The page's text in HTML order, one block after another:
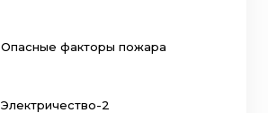
Опасные факторы пожара
Электричество-2